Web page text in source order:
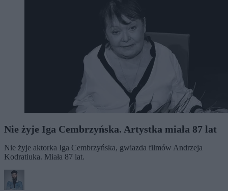
Nie żyje Iga Cembrzyńska. Artystka miała 87 lat
Nie żyje aktorka Iga Cembrzyńska, gwiazda filmów Andrzeja
Kodratiuka. Miała 87 lat.